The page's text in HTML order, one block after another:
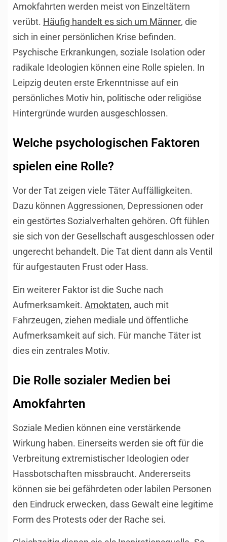
Amokfahrten werden meist von Einzeltätern
verübt. Häufig handelt es sich um Männer, die
sich in einer persönlichen Krise befinden.
Psychische Erkrankungen, soziale Isolation oder
radikale Ideologien können eine Rolle spielen. In
Leipzig deuten erste Erkenntnisse auf ein
persönliches Motiv hin, politische oder religiöse
Hintergründe wurden ausgeschlossen.
Welche psychologischen Faktoren
spielen eine Rolle?
Vor der Tat zeigen viele Täter Auffälligkeiten.
Dazu können Aggressionen, Depressionen oder
ein gestörtes Sozialverhalten gehören. Oft fühlen
sie sich von der Gesellschaft ausgeschlossen oder
ungerecht behandelt. Die Tat dient dann als Ventil
für aufgestauten Frust oder Hass.
Ein weiterer Faktor ist die Suche nach
Aufmerksamkeit. Amoktaten, auch mit
Fahrzeugen, ziehen mediale und öffentliche
Aufmerksamkeit auf sich. Für manche Täter ist
dies ein zentrales Motiv.
Die Rolle sozialer Medien bei
Amokfahrten
Soziale Medien können eine verstärkende
Wirkung haben. Einerseits werden sie oft für die
Verbreitung extremistischer Ideologien oder
Hassbotschaften missbraucht. Andererseits
können sie bei gefährdeten oder labilen Personen
den Eindruck erwecken, dass Gewalt eine legitime
Form des Protests oder der Rache sei.